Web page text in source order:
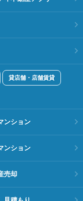
貸店舗・店舗賃貸
ンション
ンション
売却